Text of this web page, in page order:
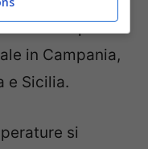
temporali
in Campania,
e Sicilia.
si